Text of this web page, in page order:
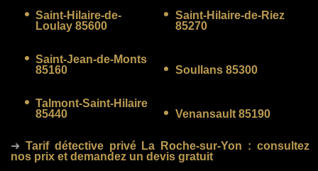
Saint-Hilaire-de-
Loulay 85600
Saint-Hilaire-de-Riez
85270
Saint-Jean-de-Monts
85160
Soullans 85300
Talmont-Saint-Hilaire
85440
Venansault 85190
➜ Tarif détective privé La Roche-sur-Yon : consultez
nos prix et demandez un devis gratuit